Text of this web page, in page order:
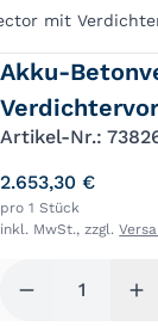
mit
Akku-
Artikel-Nr.:
2.653,30 €
pro 1 Stück
inkl. MwSt., zzgl.